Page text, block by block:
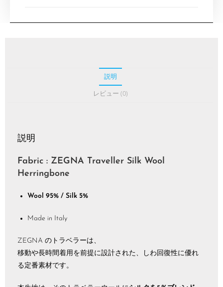
説明
レビュー (0)
説明
Fabric : ZEGNA Traveller Silk Wool
Herringbone
Wool 95% / Silk 5%
Made in Italy
ZEGNA のトラベラーは、
移動や長時間着用を前提に設計された、しわ回復性に優れ
る定番素材です。